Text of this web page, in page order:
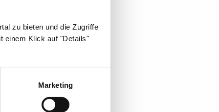
zu bieten und die Zugriffe
einem Klick auf "Details"
Marketing
.